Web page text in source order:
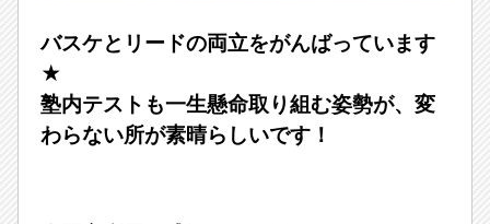
バスケとリードの両立をがんばっています
★
塾内テストも一生懸命取り組む姿勢が、変
わらない所が素晴らしいです！